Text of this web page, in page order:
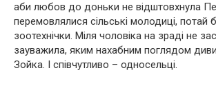
аби любов до доньки не відштовхнула
перемовлялися сільські молодиці, потай
зоотехнічки. Міля чоловіка на зраді не
зауважила, яким нахабним поглядом
Зойка. І співчутливо – односельці.